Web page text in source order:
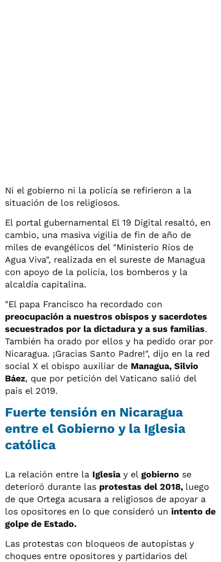
Ni el gobierno ni la policía se refirieron a la
situación de los religiosos.
El portal gubernamental El 19 Digital resaltó, en
cambio, una masiva vigilia de fin de año de
miles de evangélicos del "Ministerio Ríos de
Agua Viva", realizada en el sureste de Managua
con apoyo de la policía, los bomberos y la
alcaldía capitalina.
"El papa Francisco ha recordado con
preocupación a nuestros obispos y sacerdotes
secuestrados por la dictadura y a sus familias.
También ha orado por ellos y ha pedido orar por
Nicaragua. ¡Gracias Santo Padre!", dijo en la red
social X el obispo auxiliar de Managua, Silvio
Báez, que por petición del Vaticano salió del
país el 2019.
Fuerte tensión en Nicaragua
entre el Gobierno y la Iglesia
católica
La relación entre la Iglesiay el gobierno se
deterioró durante las protestas del 2018, luego
de que Ortega acusara a religiosos de apoyar a
los opositores en lo que consideró un intento de
golpe de Estado.
Las protestas con bloqueos de autopistas y
choques entre opositores y partidarios del